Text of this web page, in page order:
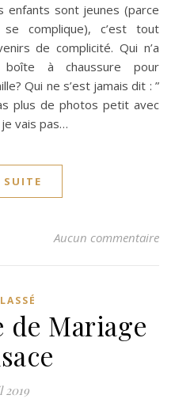
enfants sont jeunes (parce
complique), c’est tout
de complicité. Qui n’a
à chaussure pour
Qui ne s’est jamais dit : ”
plus de photos petit avec
vais pas…
SUITE
Aucun commentaire
de Mariage
2019